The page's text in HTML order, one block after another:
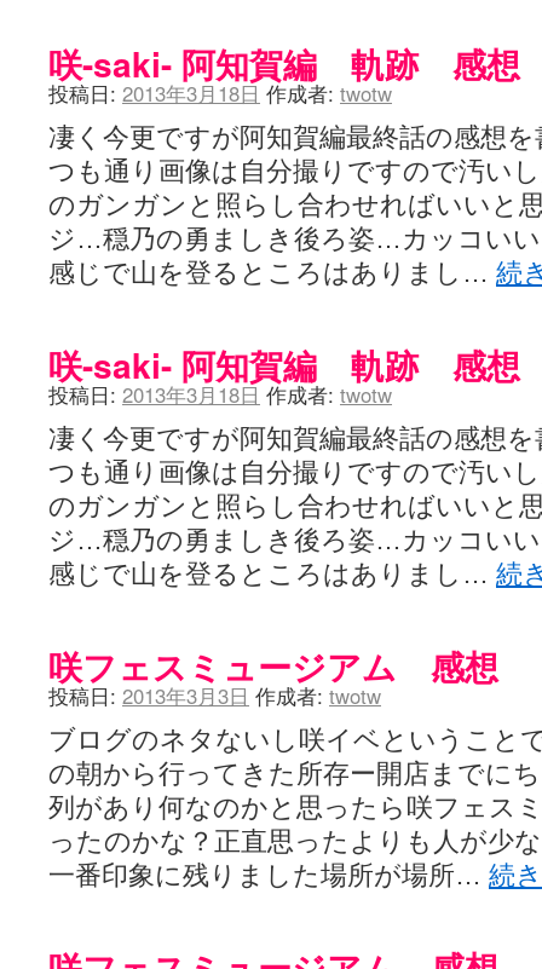
ひまじんひまんじ / 読書の秋、と言います故
(08:00)
煌-Subara- - 咲-saki- / シノハユ感想 (13:19)
SYNTH 2006 - 咲 -Saki- / 阿知賀編をドヤ顔に着目しながらまたまた読
Saki-1 グランプリ ～咲ワン～ / しわが誕生することは老化現象だと
木と木と木 - 咲-saki- / 新道寺の本 (00:00)
ヤンデレ・狂気の百合SSブログ / 【咲-Saki-SS：久咲】そして私たち
迷子の坊やのみちくさ日記 / 【連載感想】宮永照についてのあれこれ
私的素敵ジャンク / [咲-Saki-] 咲-Saki-第168局［端緒］感想 (16:58)
麻雀自由帳 - 咲-Saki- / 咲-Saki-第168局[端緒]感想 照-Teru- 追憶編第
LAT. 39°20' N - 咲-Saki- / 永水航路 3 - 霧島の姫は、深山幽谷の頂で
低姿勢ニワカの麻雀 / マイナーカップリングSS感想
Hinamado blog - 咲-Saki- / リハビリテーション (04:56)
咲ワン・neo[仮] / 私事。 (01:19)
何の変哲もない咲の地名紹介 / 小鍛治さんが通っていた小学校 茨城
咲-Saki-.長野編をにょろんと見てみるブログ - 咲-Saki- / 第143局[応変
まったり咲SS他ブログ - 咲-Saki- / 照と洋榎のANN第9回 (09:00)
咲-Saki-カツゲン備忘録 / 咲-Saki-154局 【奮起】 マジかー！ (13:30)
百合っぽいぶろぐ - 咲-Saki- / シノハユ the down of age 5巻
あかどる日和 - 咲-saki- / 【今回は考察ではなく】原村和-のどっち-の
妥当麻雀界ブログ / コミックマーケット８９に参加します
(11:00)
Danas je lep dan. / [咲-Saki-]もしインターハイのルールが鷲巣麻雀だ
ぴゅーく☆すてっぷ - 咲-Saki- / ブログ終了のお知らせ
What You Mean ? - 咲-Saki- / 第2回清澄エリア聖地巡礼ツアーレポート
左を向いて » 咲-saki- / 【シノハユ】第26話「一別以来」/咲日和・阿
primary colors / 久誕イエ～～～～～～イ！！！！！！
乱れ雪月花 - 咲-Saki- / ブログ終了のお知らせ：今までありがとうござ
YUKARI / 【宥菫】 ＳＳ更新とお知らせ 【松実宥誕記念ＳＳ】
アルカ茄子 / 戒能物怪録 キングとはいったい誰なのか？ (15:24)
竹ブログ - 咲-Saki- / 【咲-Saki-】ゲームが待ち遠しい件 (05:44)
SSSSS(-saki-しゃーぷしゅーとしょーとすとーりー) - 咲-saki- / 豊
気分次第。 - 咲-Saki- / シノハユ 第3巻 感想
(07:42)
咲-saki- 阿知賀編 軌跡 感想
投稿日: 2013年3月18日 作成者: twotw
凄く今更ですが阿知賀編最終話の感想
つも通り画像は自分撮りですので汚い
のガンガンと照らし合わせればいいと
ジ…穏乃の勇ましき後ろ姿…カッコい
感じで山を登るところはありまし… 続
咲-saki- 阿知賀編 軌跡 感想
投稿日: 2013年3月18日 作成者: twotw
凄く今更ですが阿知賀編最終話の感想
つも通り画像は自分撮りですので汚い
のガンガンと照らし合わせればいいと
ジ…穏乃の勇ましき後ろ姿…カッコい
感じで山を登るところはありまし… 続
咲フェスミュージアム 感想
投稿日: 2013年3月3日 作成者: twotw
ブログのネタないし咲イベということ
の朝から行ってきた所存ー開店までに
列があり何なのかと思ったら咲フェス
ったのかな？正直思ったよりも人が少
一番印象に残りました場所が場所… 続